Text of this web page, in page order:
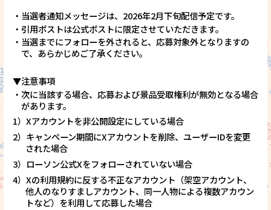
・当選者通知メッセージは、2026年2月下旬配信予定です。
・引用ポストは公式ポストに限定させていただきます。
・当選までにフォローを外されると、応募対象外となりますの
で、あらかじめご了承ください。
▼注意事項
・次に当該する場合、応募および景品受取権利が無効となる場合
があります。
1）Xアカウントを非公開設定にしている場合
2）キャンペーン期間にXアカウントを削除、ユーザーIDを変更
された場合
3）ローソン公式Xをフォローされていない場合
4）Xの利用規約に反する不正なアカウント（架空アカウント、
他人のなりすましアカウント、同一人物による複数アカウン
トなど）を利用して応募した場合